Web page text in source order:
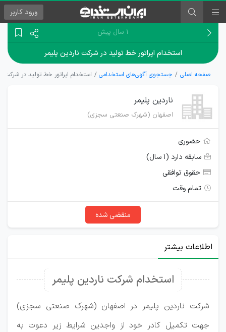
ورود کاربر
۱ سال پیش
استخدام اپراتور خط تولید در شرکت ناردین پلیمر
صفحه اصلی جستجوی آگهی‌های استخدامی استخدام اپراتور خط تولید در شرکت
ناردین پلیمر
اصفهان (شهرک صنعتی سجزی)
حضوری
سابقه دارد (۱ سال)
حقوق توافقی
تمام وقت
منقضی شده
اطلاعات بیشتر
استخدام شرکت ناردین پلیمر
شرکت ناردین پلیمر در اصفهان (شهرک صنعتی سجزی)
جهت تکمیل کادر خود از واجدین شرایط زیر دعوت به